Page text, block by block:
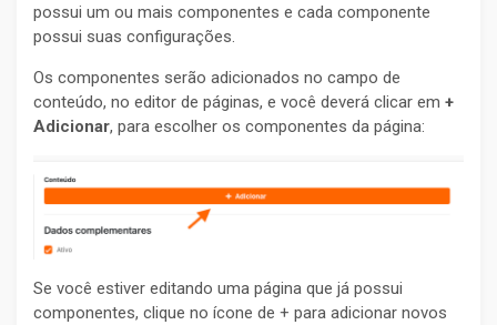
possui um ou mais componentes e cada componente
possui suas configurações.
Os componentes serão adicionados no campo de
conteúdo, no editor de páginas, e você deverá clicar em +
Adicionar, para escolher os componentes da página:
Se você estiver editando uma página que já possui
componentes, clique no ícone de + para adicionar novos